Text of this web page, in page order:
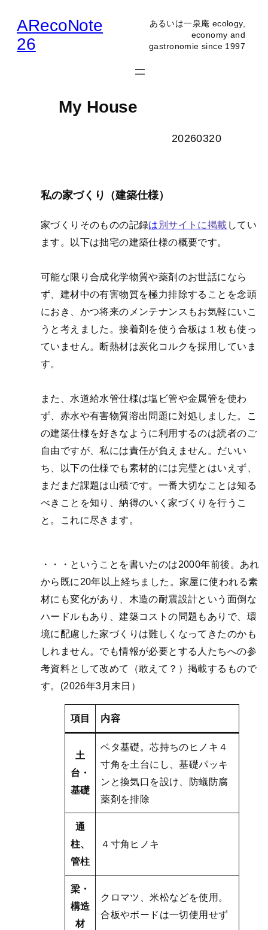
ARecoNote
26
あるいは一泉庵 ecology,
economy and
gastronomie since 1997
My House
20260320
私の家づくり（建築仕様）
家づくりそのものの記録は 別サイトに掲載 してい
ます。以下は拙宅の建築仕様の概要です。
可能な限り合成化学物質や薬剤のお世話になら
ず、建材中の有害物質を極力排除することを念頭
におき、かつ将来のメンテナンスもお気軽にいこ
うと考えました。接着剤を使う合板は１枚も使っ
ていません。断熱材は炭化コルクを採用していま
す。
また、水道給水管仕様は塩ビ管や金属管を使わ
ず、赤水や有害物質溶出問題に対処しました。こ
の建築仕様を好きなように利用するのは読者のご
自由ですが、私には責任が負えません。だいい
ち、以下の仕様でも素材的には完璧とはいえず、
まだまだ課題は山積です。一番大切なことは知る
べきことを知り、納得のいく家づくりを行うこ
と。これに尽きます。
・・・ということを書いたのは2000年前後。あれ
から既に20年以上経ちました。家屋に使われる素
材にも変化があり、木造の耐震設計という面倒な
ハードルもあり、建築コストの問題もありで、環
境に配慮した家づくりは難しくなってきたのかも
しれません。でも情報が必要とする人たちへの参
考資料として改めて（敢えて？）掲載するもので
す。(2026年3月末日）
項目 内容
土
台・
基礎
ベタ基礎。芯持ちのヒノキ４
寸角を土台にし、基礎パッキ
ンと換気口を設け、防蟻防腐
薬剤を排除
通
柱、
管柱
４寸角ヒノキ
梁・
構造
材
クロマツ、米松などを使用。
合板やボードは一切使用せず